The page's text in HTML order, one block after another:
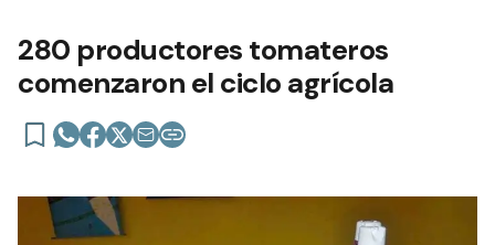
280 productores tomateros
comenzaron el ciclo agrícola